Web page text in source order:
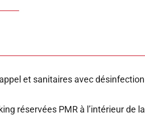
et sanitaires avec désinfection
réservées PMR à l’intérieur de la